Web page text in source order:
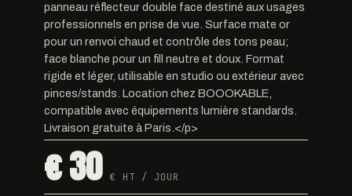
panneau réflecteur double face destiné aux usages
professionnels en prise de vue. Surface mate or
pour un renvoi chaud et contrôle des tons peau;
face blanche pour un fill neutre et doux. Format
rigide et léger, utilisable en studio ou extérieur avec
pinces/stands. Location chez BOOOKABLE,
compatible avec équipements lumière standards.
Livraison gratuite à Paris.</p>
€ 30 € HT / JOUR